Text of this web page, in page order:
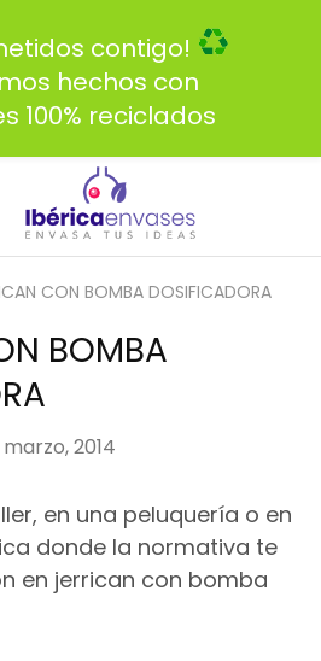
CON BOMBA DOSIFICADORA
BOMBA
marzo, 2014
en una peluquería o en
donde la normativa te
en jerrican con bomba
contigo!
hechos con
100% reciclados